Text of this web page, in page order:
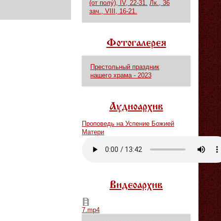
(от полу́), IV, 22-31. Лк., 36
зач., VIII, 16-21.
Фотогалерея
Престольный праздник
нашего храма - 2023
Аудиоархив
Проповедь на Успение Божией
Матери
Видеоархив
7.mp4
7.mp4